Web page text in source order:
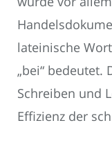
lateinische Wort
„bei“ bedeutet.
Schreiben und
Effizienz der